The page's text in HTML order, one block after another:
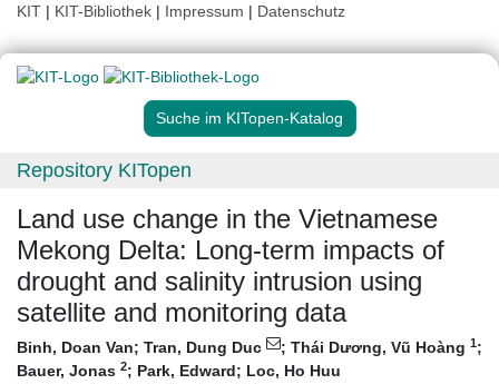
KIT | KIT-Bibliothek | Impressum | Datenschutz
Suche im KITopen-Katalog
Repository KITopen
Land use change in the Vietnamese
Mekong Delta: Long-term impacts of
drought and salinity intrusion using
satellite and monitoring data
Binh, Doan Van; Tran, Dung Duc ; Thái Dương, Vũ Hoàng 1;
Bauer, Jonas 2; Park, Edward; Loc, Ho Huu